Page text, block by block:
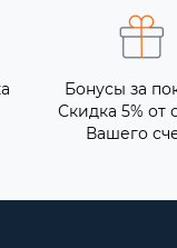
Бонусы за
Скидка 5% от
Вашего